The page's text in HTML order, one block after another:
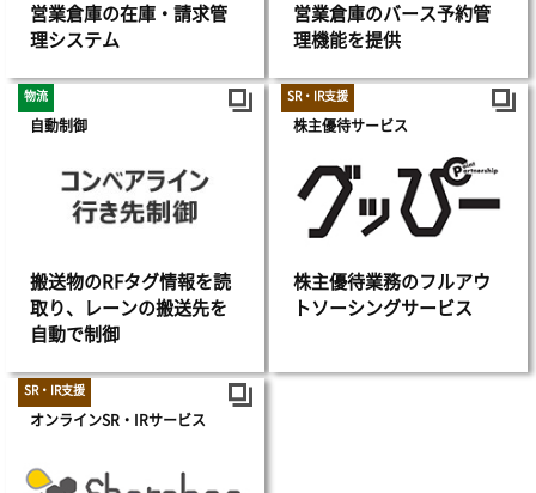
営業倉庫の在庫・請求管
理システム
営業倉庫のバース予約管
理機能を提供
物流
自動制御
搬送物のRFタグ情報を読
取り、レーンの搬送先を
自動で制御
SR・IR支援
株主優待サービス
株主優待業務のフルアウ
トソーシングサービス
SR・IR支援
オンラインSR・IRサービス